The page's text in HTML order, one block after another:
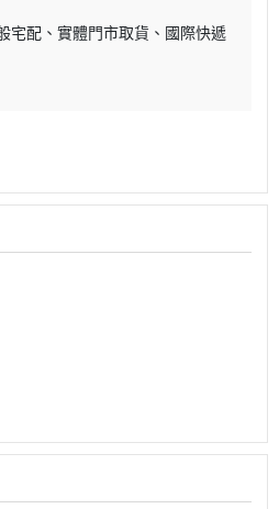
宅配 實體門市取貨
國際快遞